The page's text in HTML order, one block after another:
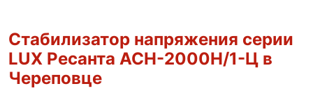
Стабилизатор напряжения серии
LUX Ресанта АСН-2000Н/1-Ц в
Череповце